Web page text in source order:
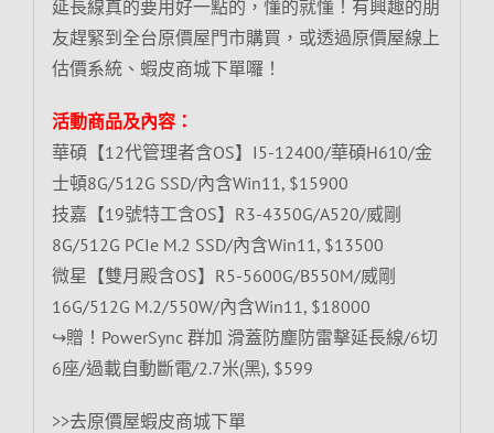
延長線真的要用好一點的，懂的就懂！有興趣的朋
友趕緊到全台原價屋門市購買，或透過原價屋線上
估價系統、蝦皮商城下單囉！
活動商品及內容：
華碩【12代管理者含OS】I5-12400/華碩H610/金
士頓8G/512G SSD/內含Win11, $15900
技嘉【19號特工含OS】R3-4350G/A520/威剛
8G/512G PCIe M.2 SSD/內含Win11, $13500
微星【雙月殿含OS】R5-5600G/B550M/威剛
16G/512G M.2/550W/內含Win11, $18000
↪贈！PowerSync 群加 滑蓋防塵防雷擊延長線/6切
6座/過載自動斷電/2.7米(黑), $599
>>去原價屋蝦皮商城下單